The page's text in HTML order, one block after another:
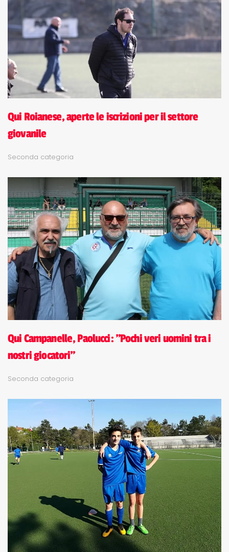
Qui Roianese, aperte le iscrizioni per il settore
giovanile
Seconda categoria
Qui Campanelle, Paolucci: "Pochi veri uomini tra i
nostri giocatori"
Seconda categoria